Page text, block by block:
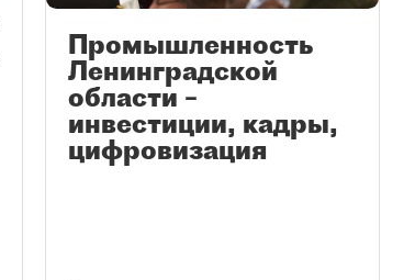
Промышленность
Ленинградской
области –
инвестиции, кадры,
цифровизация